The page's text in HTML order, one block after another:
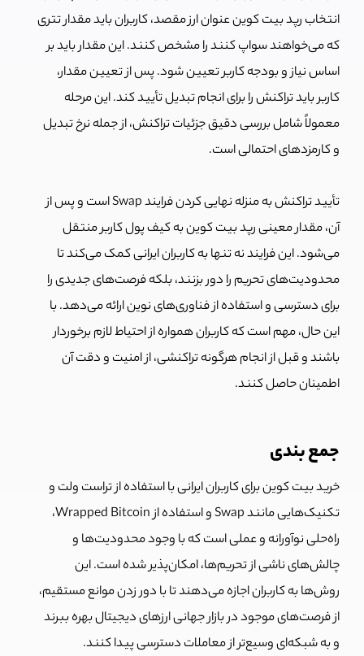
انتخاب رپد بیت کوین عنوان ارز مقصد، کاربران باید مقدار تتری
که می‌خواهند سواپ کنند را مشخص کنند. این مقدار باید بر
اساس نیاز و بودجه کاربر تعیین شود. پس از تعیین مقدار،
کاربر باید تراکنش را برای انجام تبدیل تأیید کند. این مرحله
معمولاً شامل بررسی دقیق جزئیات تراکنش، از جمله نرخ تبدیل
و کارمزدهای احتمالی است.
تأیید تراکنش به منزله نهایی کردن فرایند Swap است و پس از
آن، مقدار معینی رپد بیت کوین به کیف پول کاربر منتقل
می‌شود.این فرایند نه تنها به کاربران ایرانی کمک می‌کند تا
محدودیت‌های تحریم را دور بزنند، بلکه فرصت‌های جدیدی را
برای دسترسی و استفاده از فناوری‌های نوین ارائه می‌دهد. با
این حال، مهم است که کاربران همواره از احتیاط لازم برخوردار
باشند و قبل از انجام هرگونه تراکنشی، از امنیت و دقت آن
اطمینان حاصل کنند.
جمع بندی
خرید بیت کوین برای کاربران ایرانی با استفاده از تراست ولت و
تکنیک‌هایی مانند Swap و استفاده از Wrapped Bitcoin،
راه‌حلی نوآورانه و عملی است که با وجود محدودیت‌ها و
چالش‌های ناشی از تحریم‌ها، امکان‌پذیر شده است. این
روش‌ها به کاربران اجازه می‌دهند تا با دور زدن موانع مستقیم،
از فرصت‌های موجود در بازار جهانی ارزهای دیجیتال بهره ببرند
و به شبکه‌ای وسیع‌تر از معاملات دسترسی پیدا کنند.